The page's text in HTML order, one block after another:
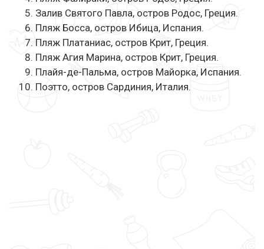
Залив Святого Павла, остров Родос, Греция.
Пляж Босса, остров Ибица, Испания.
Пляж Платаниас, остров Крит, Греция.
Пляж Агия Марина, остров Крит, Греция.
Плайя-де-Пальма, остров Майорка, Испания.
Поэтто, остров Сардиния, Италия.